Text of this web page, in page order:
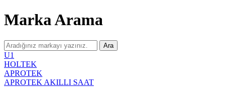
Marka Arama
Ara
U1
HOLTEK
APROTEK
APROTEK AKILLI SAAT